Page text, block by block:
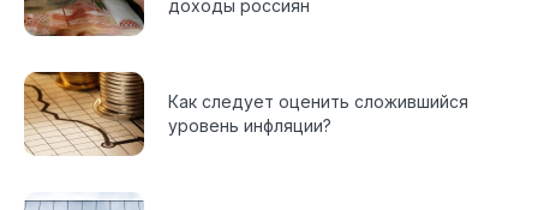
доходы россиян
Как следует оценить сложившийся
уровень инфляции?